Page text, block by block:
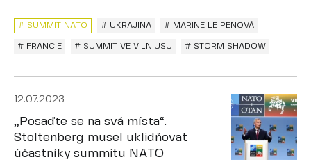
# UKRAJINA # MARINE LE PENOVÁ
# FRANCIE # SUMMIT VE VILNIUSU # STORM SHADOW
# SUMMIT NATO
12.07.2023
„Posaďte se na svá místa“.
Stoltenberg musel uklidňovat
účastníky summitu NATO